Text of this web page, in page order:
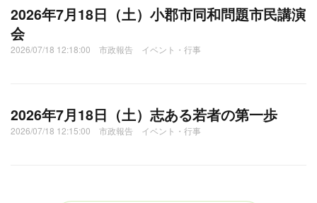
2026年7月18日（土）小郡市同和問題市民講演
会
2026/07/18 12:18:00 市政報告 イベント・行事
2026年7月18日（土）志ある若者の第一歩
2026/07/18 12:15:00 市政報告 イベント・行事